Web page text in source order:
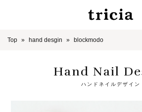
Top hand desgin blockmodo
Hand Nail
ハンドネイルデザイン